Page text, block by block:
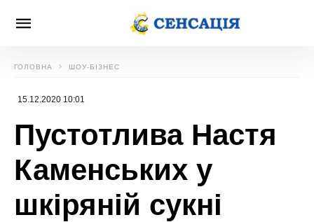
ГОЛОВНА ШОУ-БІЗНЕС
15.12.2020 10:01
Пустотлива Настя
Каменських у
шкіряній сукні